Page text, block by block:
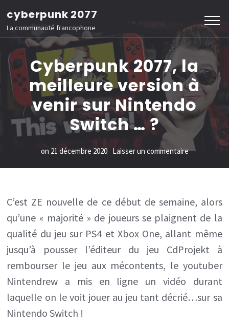
au
contenu
(Pressez
Entrée)
cyberpunk 2077
La communauté francophone
Cyberpunk 2077, la
meilleure version à
venir sur Nintendo
Switch … ?
on 21 décembre 2020 Laisser un commentairesur
Cyberpunk
la
meilleure
version
à
venir
sur
Nintendo
C’est ZE nouvelle de ce début de semaine, alors
qu’une « majorité » de joueurs se plaignent de la
qualité du jeu sur PS4 et Xbox One, allant même
jusqu’à pousser l’éditeur du jeu CdProjekt à
rembourser le jeu aux mécontents, le youtuber
Nintendrew a mis en ligne un vidéo durant
laquelle on le voit jouer au jeu tant décrié…sur sa
Nintendo Switch !